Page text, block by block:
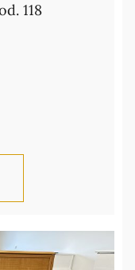
118